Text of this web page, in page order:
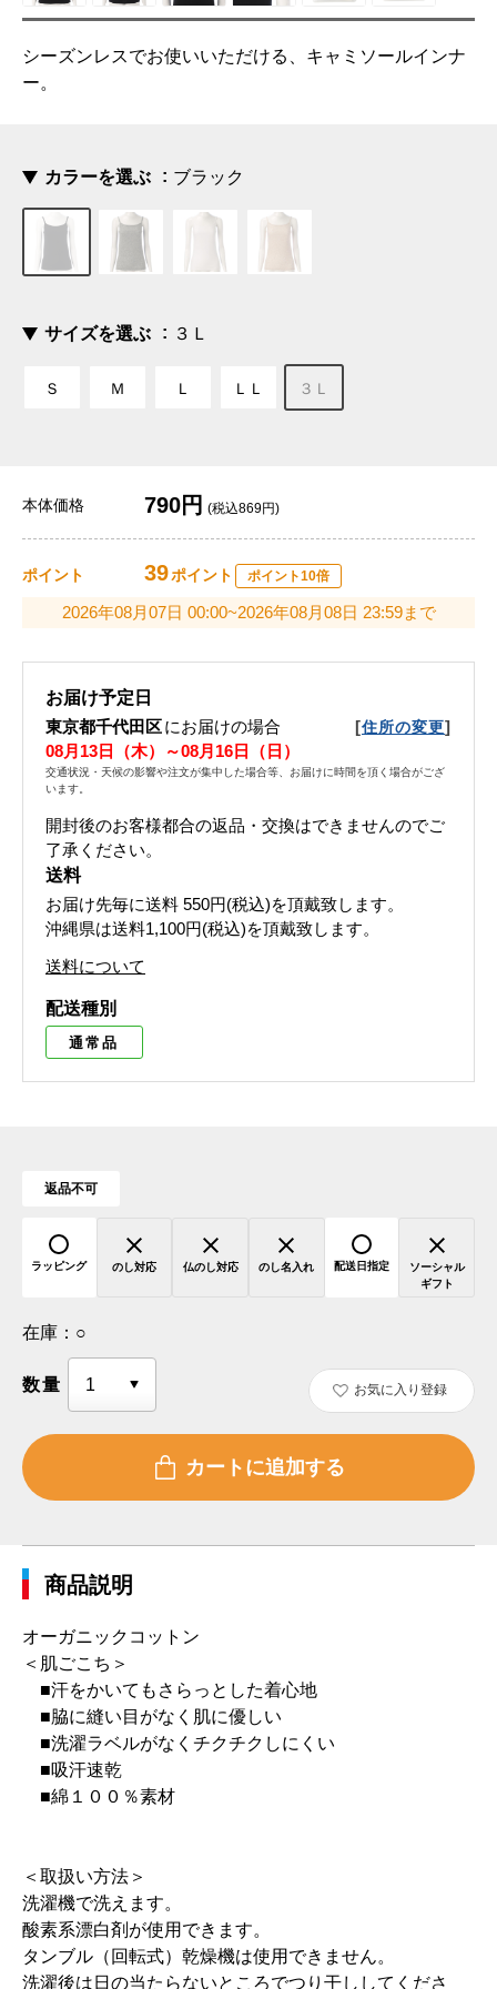
シーズンレスでお使いいただける、キャミソールインナ
ー。
カラーを選ぶ ブラック
サイズを選ぶ ３Ｌ
Ｓ Ｍ Ｌ ＬＬ ３Ｌ
本体価格 790円 (税込869円)
ポイント 39ポイント ポイント10倍
2026年08月07日 00:00~2026年08月08日 23:59まで
お届け予定日
東京都千代田区にお届けの場合 [住所の変更]
08月13日（木）～08月16日（日）
交通状況・天候の影響や注文が集中した場合等、お届けに時間を頂く場合がござ
います。
開封後のお客様都合の返品・交換はできませんのでご
了承ください。
送料
お届け先毎に送料 550円(税込)を頂戴致します。
沖縄県は送料1,100円(税込)を頂戴致します。
送料について
配送種別
通常品
返品不可
ラッピング のし対応 仏のし対応 のし名入れ 配送日指定
ソーシャル
ギフト
在庫： ○
数量 お気に入り登録
商品説明
オーガニックコットン
＜肌ごこち＞
■汗をかいてもさらっとした着心地
■脇に縫い目がなく肌に優しい
■洗濯ラベルがなくチクチクしにくい
■吸汗速乾
■綿１００％素材
＜取扱い方法＞
洗濯機で洗えます。
酸素系漂白剤が使用できます。
タンブル（回転式）乾燥機は使用できません。
洗濯後は日の当たらないところでつり干ししてくださ